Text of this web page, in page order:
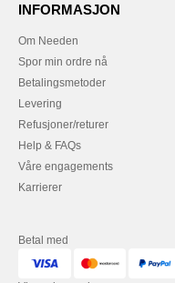
INFORMASJON
Om Needen
Spor min ordre nå
Betalingsmetoder
Levering
Refusjoner/returer
Help & FAQs
Våre engagements
Karrierer
Betal med